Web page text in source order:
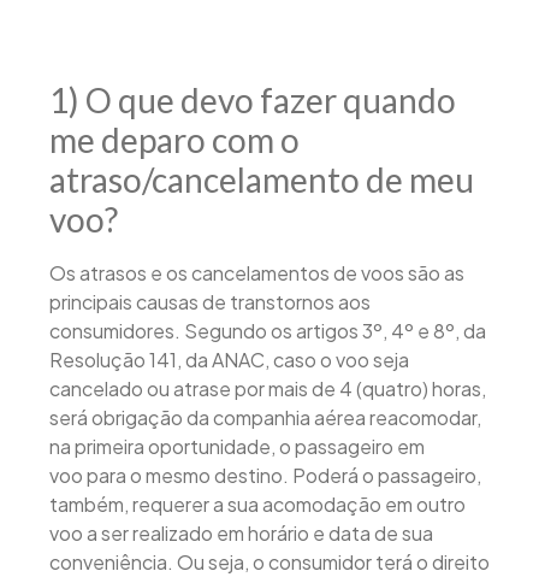
1) O que devo fazer quando
me deparo com o
atraso/cancelamento de meu
voo?
Os atrasos e os cancelamentos de voos são as
principais causas de transtornos aos
consumidores. Segundo os artigos 3º, 4º e 8º, da
Resolução 141, da ANAC, caso o voo seja
cancelado ou atrase por mais de 4 (quatro) horas,
será obrigação da companhia aérea reacomodar,
na primeira oportunidade, o passageiro em
voo para o mesmo destino. Poderá o passageiro,
também, requerer a sua acomodação em outro
voo a ser realizado em horário e data de sua
conveniência. Ou seja, o consumidor terá o direito